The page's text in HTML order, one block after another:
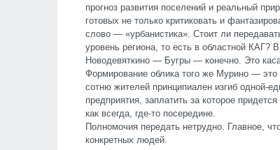
прогноз развития поселений и реальный
готовых не только критиковать и
слово — «урбанистика». Стоит ли
уровень региона, то есть в областной
Новодевяткино — Бугры — конечно. Это
Формирование облика того же Мурино —
сотню жителей принципиален изгиб одной-
предприятия, заплатить за которое
как всегда, где-то посередине.
Полномочия передать нетрудно. Главное,
конкретных людей.